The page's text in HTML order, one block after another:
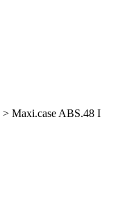
> Maxi.case ABS.48 I